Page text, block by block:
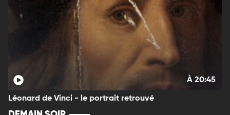
À 20:45
Léonard de Vinci - le portrait retrouvé